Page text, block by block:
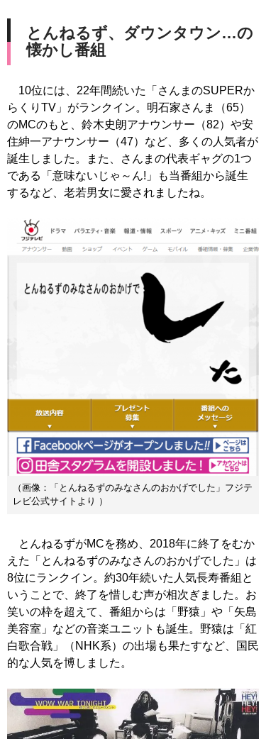
とんねるず、ダウンタウン…の
懐かし番組
10位には、22年間続いた「さんまのSUPERか
らくりTV」がランクイン。明石家さんま（65）
のMCのもと、鈴木史朗アナウンサー（82）や安
住紳一アナウンサー（47）など、多くの人気者が
誕生しました。また、さんまの代表ギャグの1つ
である「意味ないじゃ～ん!」も当番組から誕生
するなど、老若男女に愛されましたね。
（画像：「とんねるずのみなさんのおかげでした」フジテ
レビ公式サイトより ）
とんねるずがMCを務め、2018年に終了をむか
えた「とんねるずのみなさんのおかげでした」は
8位にランクイン。約30年続いた人気長寿番組と
いうことで、終了を惜しむ声が相次ぎました。お
笑いの枠を超えて、番組からは「野猿」や「矢島
美容室」などの音楽ユニットも誕生。野猿は「紅
白歌合戦」（NHK系）の出場も果たすなど、国民
的な人気を博しました。